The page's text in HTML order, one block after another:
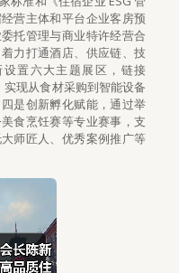
营主体和平台企业客房预
托管理与商业特许经营合
力打通酒店、供应链、技
置六大主题展区，链接
实现从食材采购到智能设备
是创新孵化赋能，通过举
食烹饪赛等专业赛事，支
师匠人、优秀案例推广等